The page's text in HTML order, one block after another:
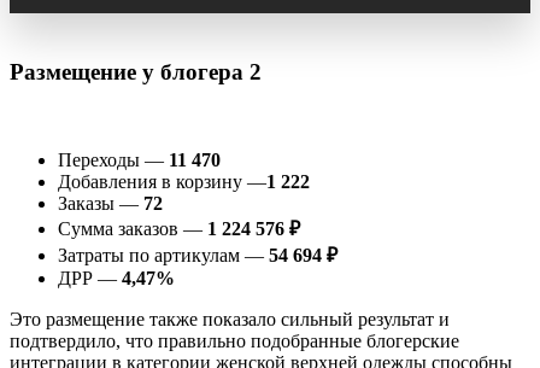
Размещение у блогера 2
Переходы — 11 470
Добавления в корзину —1 222
Заказы — 72
Сумма заказов — 1 224 576 ₽
Затраты по артикулам — 54 694 ₽
ДРР — 4,47%
Это размещение также показало сильный результат и
подтвердило, что правильно подобранные блогерские
интеграции в категории женской верхней одежды способны